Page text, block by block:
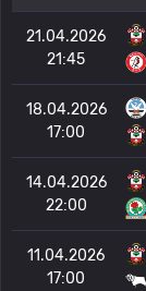
21.04.2026
21:45
18.04.2026
17:00
14.04.2026
22:00
11.04.2026
17:00